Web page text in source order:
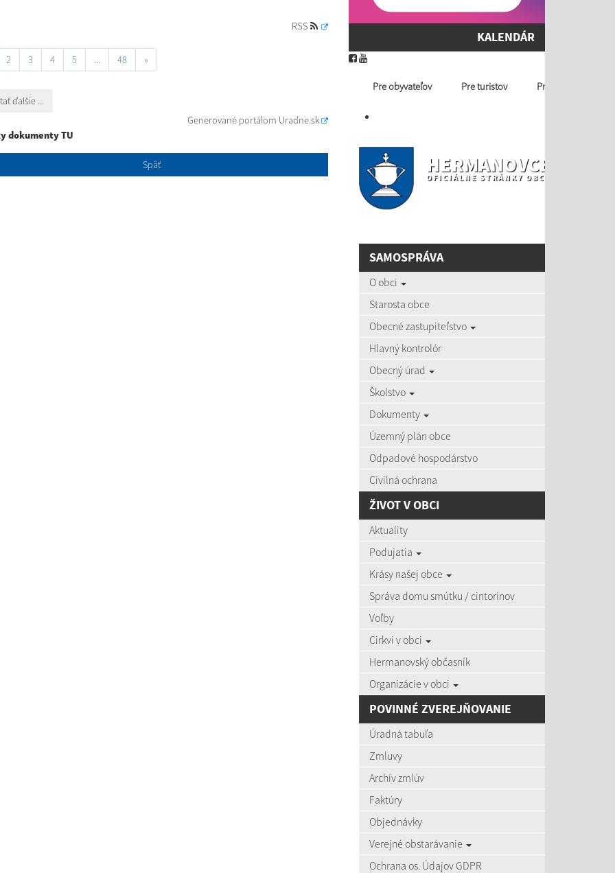
RSS
2 3 4 5 ... 48 »
ďalšie ...
Generované portálom Uradne.sk
dokumenty TU
Späť
KALENDÁR
Pre obyvateľov Pre turistov Profil ver.
HERMANOVCE NAD
OFICIÁLNE STRÁNKY OBCE
SAMOSPRÁVA
O obci
Starosta obce
Obecné zastupiteľstvo
Hlavný kontrolór
Obecný úrad
Školstvo
Dokumenty
Územný plán obce
Odpadové hospodárstvo
Civilná ochrana
ŽIVOT V OBCI
Aktuality
Podujatia
Krásy našej obce
Správa domu smútku / cintorínov
Voľby
Cirkvi v obci
Hermanovský občasník
Organizácie v obci
POVINNÉ ZVEREJŇOVANIE
Úradná tabuľa
Zmluvy
Archív zmlúv
Faktúry
Objednávky
Verejné obstarávanie
Ochrana os. Údajov GDPR